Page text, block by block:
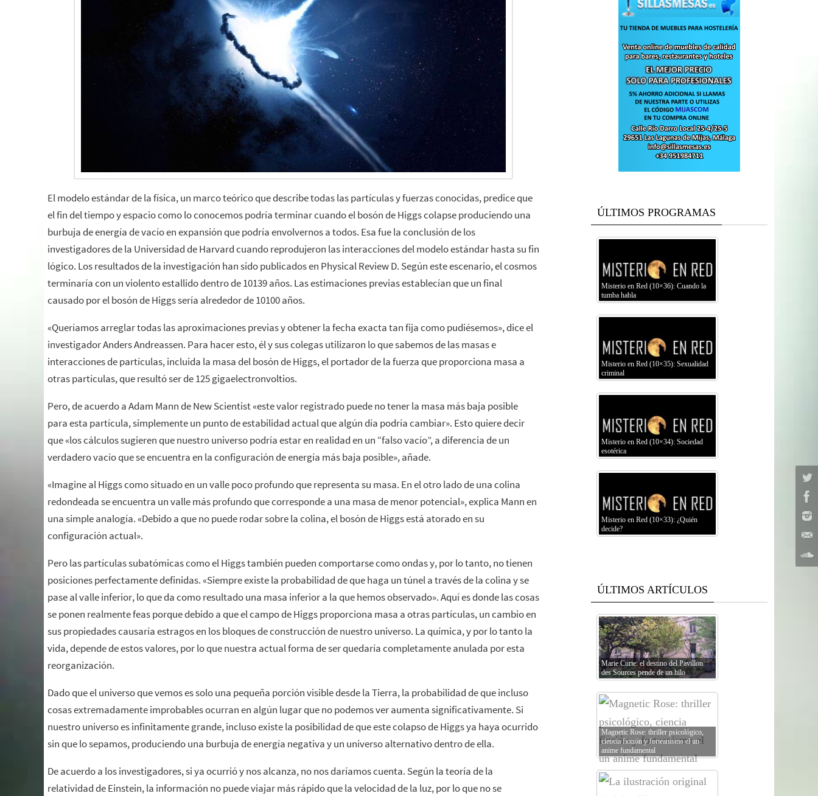
El modelo estándar de la física, un marco teórico que describe todas las partículas y fuerzas conocidas, predice que
el fin del tiempo y espacio como lo conocemos podría terminar cuando el bosón de Higgs colapse produciendo una
burbuja de energía de vacío en expansión que podría envolvernos a todos. Esa fue la conclusión de los
investigadores de la Universidad de Harvard cuando reprodujeron las interacciones del modelo estándar hasta su fin
lógico. Los resultados de la investigación han sido publicados en Physical Review D. Según este escenario, el cosmos
terminaría con un violento estallido dentro de 10139 años. Las estimaciones previas establecían que un final
causado por el bosón de Higgs sería alrededor de 10100 años.
«Queríamos arreglar todas las aproximaciones previas y obtener la fecha exacta tan fija como pudiésemos», dice el
investigador Anders Andreassen. Para hacer esto, él y sus colegas utilizaron lo que sabemos de las masas e
interacciones de partículas, incluida la masa del bosón de Higgs, el portador de la fuerza que proporciona masa a
otras partículas, que resultó ser de 125 gigaelectronvoltios.
Pero, de acuerdo a Adam Mann de New Scientist «este valor registrado puede no tener la masa más baja posible
para esta partícula, simplemente un punto de estabilidad actual que algún día podría cambiar». Esto quiere decir
que «los cálculos sugieren que nuestro universo podría estar en realidad en un “falso vacío”, a diferencia de un
verdadero vacío que se encuentra en la configuración de energía más baja posible», añade.
«Imagine al Higgs como situado en un valle poco profundo que representa su masa. En el otro lado de una colina
redondeada se encuentra un valle más profundo que corresponde a una masa de menor potencial», explica Mann en
una simple analogía. «Debido a que no puede rodar sobre la colina, el bosón de Higgs está atorado en su
configuración actual».
Pero las partículas subatómicas como el Higgs también pueden comportarse como ondas y, por lo tanto, no tienen
posiciones perfectamente definidas. «Siempre existe la probabilidad de que haga un túnel a través de la colina y se
pase al valle inferior, lo que da como resultado una masa inferior a la que hemos observado». Aquí es donde las cosas
se ponen realmente feas porque debido a que el campo de Higgs proporciona masa a otras partículas, un cambio en
sus propiedades causaría estragos en los bloques de construcción de nuestro universo. La química, y por lo tanto la
vida, depende de estos valores, por lo que nuestra actual forma de ser quedaría completamente anulada por esta
reorganización.
Dado que el universo que vemos es solo una pequeña porción visible desde la Tierra, la probabilidad de que incluso
cosas extremadamente improbables ocurran en algún lugar que no podemos ver aumenta significativamente. Si
nuestro universo es infinitamente grande, incluso existe la posibilidad de que este colapso de Higgs ya haya ocurrido
sin que lo sepamos, produciendo una burbuja de energía negativa y un universo alternativo dentro de ella.
De acuerdo a los investigadores, si ya ocurrió y nos alcanza, no nos daríamos cuenta. Según la teoría de la
relatividad de Einstein, la información no puede viajar más rápido que la velocidad de la luz, por lo que no se
ÚLTIMOS PROGRAMAS
Misterio en Red (10×36): Cuando la
tumba habla
Misterio en Red (10×35): Sexualidad
criminal
Misterio en Red (10×34): Sociedad
esotérica
Misterio en Red (10×33): ¿Quién
decide?
ÚLTIMOS ARTÍCULOS
Marie Curie: el destino del Pavillon
des Sources pende de un hilo
Magnetic Rose: thriller psicológico,
ciencia ficción y forteanismo el un
anime fundamental